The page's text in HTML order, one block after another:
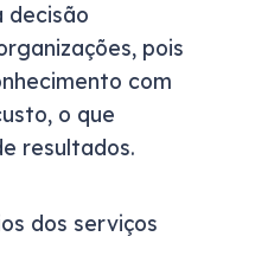
decisão
pois
com
o que
resultados.
dos serviços